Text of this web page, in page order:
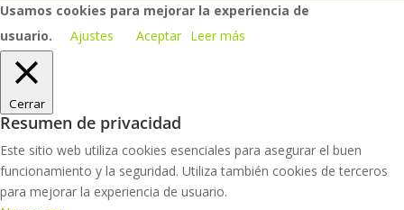
Usamos cookies para mejorar la experiencia de
usuario.
Ajustes Aceptar Leer más
Cerrar
Resumen de privacidad
Este sitio web utiliza cookies esenciales para asegurar el buen
funcionamiento y la seguridad. Utiliza también cookies de terceros
para mejorar la experiencia de usuario.